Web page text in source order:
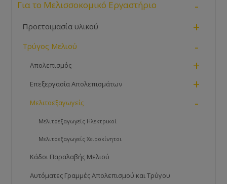
Για το Μελισσοκομικό Εργαστήριο -
Προετοιμασία υλικού +
Τρύγος Μελιού -
Απολεπισμός +
Επεξεργασία Απολεπισμάτων +
Μελιτοεξαγωγείς -
Μελιτοεξαγωγείς Ηλεκτρικοί
Μελιτοεξαγωγείς Χειροκίνητοι
Κάδοι Παραλαβής Μελιού
Αυτόματες Γραμμές Απολεπισμού και Τρύγου